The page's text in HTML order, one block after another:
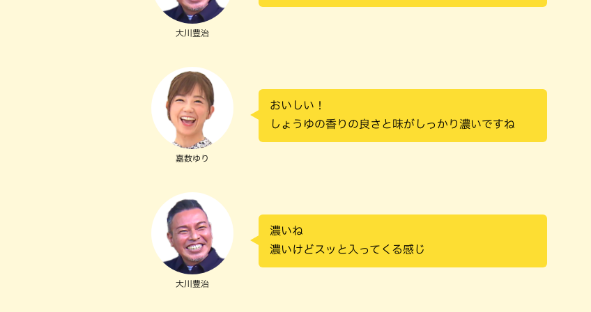
大川豊治
嘉数ゆり
おいしい！
しょうゆの香りの良さと味がしっかり濃いですね
大川豊治
濃いね
濃いけどスッと入ってくる感じ